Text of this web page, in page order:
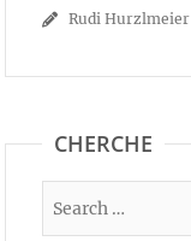
Rudi Hurzlmeier
CHERCHE